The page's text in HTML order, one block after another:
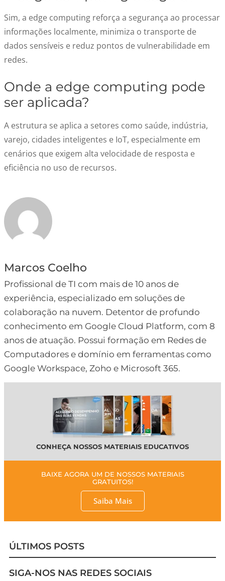
Sim, a edge computing reforça a segurança ao processar
informações localmente, minimiza o transporte de
dados sensíveis e reduz pontos de vulnerabilidade em
redes.
Onde a edge computing pode
ser aplicada?
A estrutura se aplica a setores como saúde, indústria,
varejo, cidades inteligentes e IoT, especialmente em
cenários que exigem alta velocidade de resposta e
eficiência no uso de recursos.
Marcos Coelho
Profissional de TI com mais de 10 anos de
experiência, especializado em soluções de
colaboração na nuvem. Detentor de profundo
conhecimento em Google Cloud Platform, com 8
anos de atuação. Possui formação em Redes de
Computadores e domínio em ferramentas como
Google Workspace, Zoho e Microsoft 365.
CONHEÇA NOSSOS MATERIAIS EDUCATIVOS
BAIXE AGORA UM DE NOSSOS MATERIAIS
GRATUITOS!
Saiba Mais
ÚLTIMOS POSTS
SIGA-NOS NAS REDES SOCIAIS